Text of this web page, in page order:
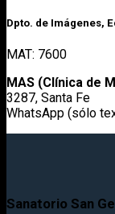
Dpto. de Imágenes,
MAT: 7600
MAS (Clínica de
3287, Santa Fe
WhatsApp (sólo
Sanatorio San